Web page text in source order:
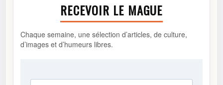
RECEVOIR LE MAGUE
Chaque semaine, une sélection d’articles, de culture,
d’images et d’humeurs libres.